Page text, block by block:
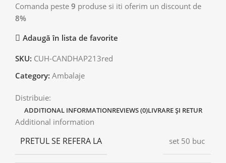
Comanda peste 9 produse si iti oferim un discount de
8%
Adaugă în lista de favorite
SKU: CUH-CANDHAP213red
Category: Ambalaje
Distribuie:
ADDITIONAL INFORMATIONREVIEWS (0)LIVRARE ȘI RETUR
Additional information
PRETUL SE REFERA LA set 50 buc